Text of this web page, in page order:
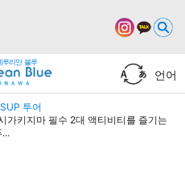
루리안 블루
언어
투어
가키지마 필수 2대 액티비티를 즐기는